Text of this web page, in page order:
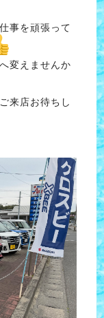
事を頑張って
変えませんか
来店お待ちし